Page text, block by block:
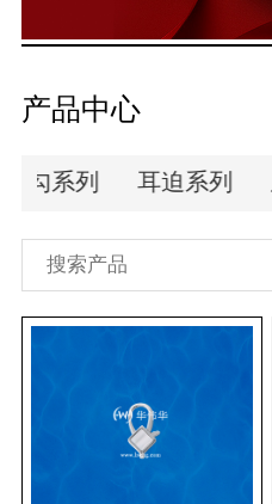
产品中心
耳勾系列 耳迫系列